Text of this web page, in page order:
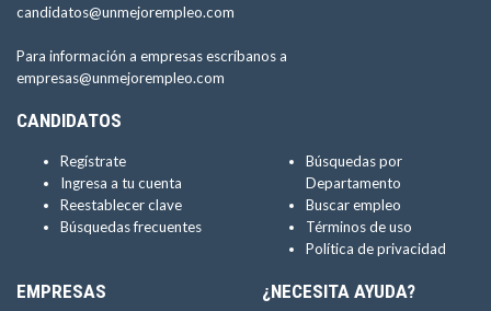
candidatos@unmejorempleo.com
Para información a empresas escríbanos a
empresas@unmejorempleo.com
CANDIDATOS
Regístrate
Ingresa a tu cuenta
Reestablecer clave
Búsquedas frecuentes
Búsquedas por
Departamento
Buscar empleo
Términos de uso
Política de privacidad
EMPRESAS ¿NECESITA AYUDA?